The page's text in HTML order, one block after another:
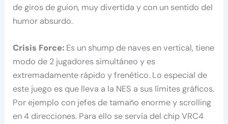
de giros de guion, muy divertida y con un sentido del
humor absurdo.
Crisis Force: Es un shump de naves en vertical, tiene
modo de 2 jugadores simultáneo y es
extremadamente rápido y frenético. Lo especial de
este juego es que lleva a la NES a sus límites gráficos.
Por ejemplo con jefes de tamaño enorme y scrolling
en 4 direcciones. Para ello se servía del chip VRC4